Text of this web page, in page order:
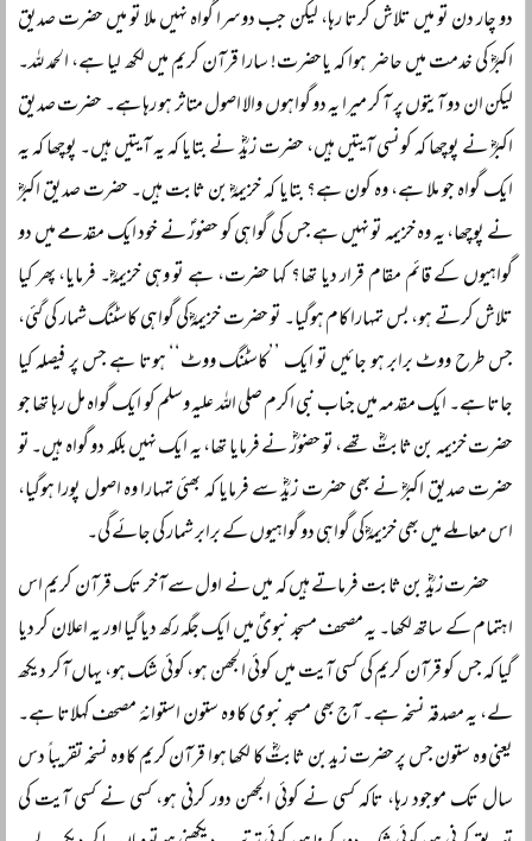
دو چار دن تو میں تلاش کرتا رہا، لیکن جب دوسرا گواہ نہیں ملا تو میں حضرت صدیق
اکبرؓ کی خدمت میں حاضر ہوا کہ یاحضرت! سارا قرآن کریم میں لکھ لیا ہے، الحمد للہ۔
لیکن ان دو آیتوں پر آ کر میرا یہ دو گواہوں والا اصول متاثر ہو رہا ہے۔ حضرت صدیق
اکبرؓ نے پوچھا کہ کونسی آیتیں ہیں، حضرت زیدؓ نے بتایا کہ یہ آیتیں ہیں۔ پوچھا کہ یہ
ایک گواہ جو ملا ہے، وہ کون ہے؟ بتایا کہ خزیمہؓ بن ثابت ہیں۔ حضرت صدیق اکبرؓ
نے پوچھا، یہ وہ خزیمہ تو نہیں ہے جس کی گواہی کو حضورؐ نے خود ایک مقدمے میں دو
گواہیوں کے قائم مقام قرار دیا تھا؟ کہا حضرت، ہے تو وہی خزیمہؓ۔ فرمایا، پھر کیا
تلاش کرتے ہو، بس تمہارا کام ہوگیا۔ تو حضرت خزیمہؓ کی گواہی کاسٹنگ شمار کی گئی،
جس طرح ووٹ برابر ہو جائیں تو ایک ’’کاسٹنگ ووٹ‘‘ ہوتا ہے جس پر فیصلہ کیا
جاتا ہے۔ ایک مقدمہ میں جناب نبی اکرم صلی اللہ علیہ وسلم کو ایک گواہ مل رہا تھا جو
حضرت خزیمہ بن ثابتؓ تھے، تو حضورؓ نے فرمایا تھا، یہ ایک نہیں بلکہ دو گواہ ہیں۔ تو
حضرت صدیق اکبرؓ نے بھی حضرت زیدؓ سے فرمایا کہ بھئی تمہارا وہ اصول پورا ہوگیا،
اس معاملے میں بھی خزیمہؓ کی گواہی دو گواہیوں کے برابر شمار کی جائے گی۔
حضرت زیدؓ بن ثابت فرماتے ہیں کہ میں نے اول سے آخر تک قرآن کریم اس
اہتمام کے ساتھ لکھا۔ یہ مصحف مسجد نبویؐ میں ایک جگہ رکھ دیا گیا اور یہ اعلان کر دیا
گیا کہ جس کو قرآن کریم کی کسی آیت میں کوئی الجھن ہو، کوئی شک ہو، یہاں آکر دیکھ
لے، یہ مصدقہ نسخہ ہے۔ آج بھی مسجد نبوی کا وہ ستون استوانۂ مصحف کہلاتا ہے۔
یعنی وہ ستون جس پر حضرت زید بن ثابتؓ کا لکھا ہوا قرآن کریم کا وہ نسخہ تقریباً‌ دس
سال تک موجود رہا، تاکہ کسی نے کوئی الجھن دور کرنی ہو، کسی نے کسی آیت کی